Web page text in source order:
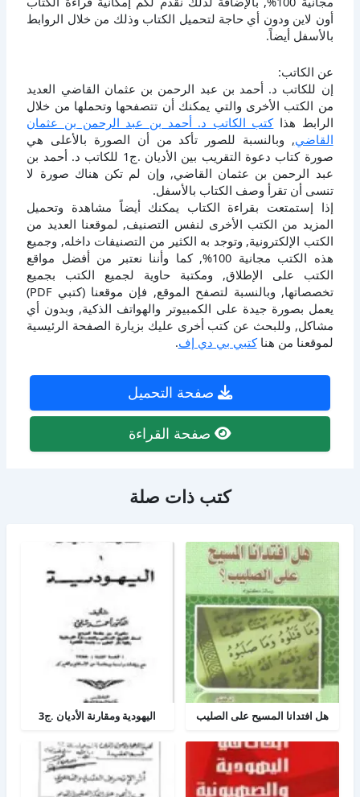
أون لاين ودون أي حاجة لتحميل الكتاب وذلك من خلال الروابط
بالأسفل أيضاً.
عن الكاتب:
إن للكاتب د. أحمد بن عبد الرحمن بن عثمان القاضي العديد
من الكتب الأخرى والتي يمكنك أن تتصفحها وتحملها من خلال
الرابط هذاكتب الكاتب د. أحمد بن عبد الرحمن بن عثمان
القاضي, وبالنسبة للصور تأكد من أن الصورة بالأعلى هي
صورة كتاب دعوة التقريب بين الأديان .ج1 للكاتب د. أحمد بن
عبد الرحمن بن عثمان القاضي, وإن لم تكن هناك صورة لا
تنسى أن تقرأ وصف الكتاب بالأسفل.
إذا إستمتعت بقراءة الكتاب يمكنك أيضاً مشاهدة وتحميل
المزيد من الكتب الأخرى لنفس التصنيف, لموقعنا العديد من
الكتب الإلكترونية, وتوجد به الكثير من التصنيفات داخله, وجميع
هذه الكتب مجانية 100%, كما وأننا نعتبر من أفضل مواقع
الكتب على الإطلاق, ومكتبة حاوية لجميع الكتب بجميع
تخصصاتها, وبالنسبة لتصفح الموقع, فإن موقعنا (كتبي PDF)
يعمل بصورة جيدة على الكمبيوتر والهواتف الذكية, وبدون أي
مشاكل, وللبحث عن كتب أخرى عليك بزيارة الصفحة الرئيسية
لموقعنا من هناكتبي بي دي إف.
صفحة التحميل
صفحة القراءة
كتب ذات صلة
هل افتدانا المسيح على الصليب اليهودية ومقارنة الأديان .ج3